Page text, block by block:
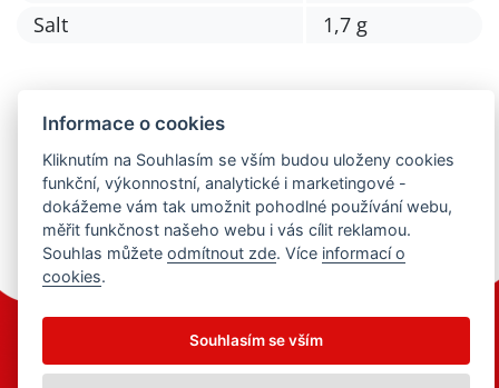
Salt
1,7 g
Back to Portfolio
© 2021 Milkpol. All rights reserved.
Informace o cookies
Kliknutím na Souhlasím se vším budou uloženy cookies
funkční, výkonnostní, analytické i marketingové -
dokážeme vám tak umožnit pohodlné používání webu,
měřit funkčnost našeho webu i vás cílit reklamou.
Souhlas můžeteodmítnout zde. Více informací o
cookies.
Souhlasím se vším